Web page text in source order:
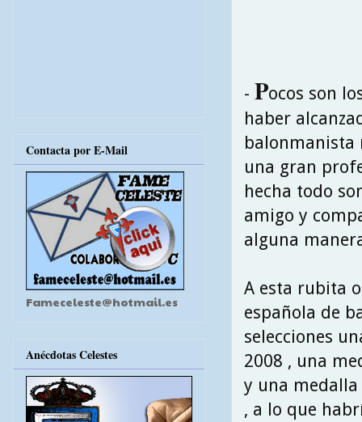
- Pocos son
haber
balonmanista
una gran
hecha todo
amigo y
alguna
A esta rubita
española de
selecciones
2008 , una
y una medalla
, a lo que
Contacta por E-Mail
Fameceleste@hotmail.es
Anécdotas Celestes